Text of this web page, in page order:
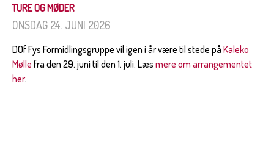
TURE OG MØDER
ONSDAG 24. JUNI 2026
DOf Fys Formidlingsgruppe vil igen i år være til stede på Kaleko
Mølle fra den 29. juni til den 1. juli. Læs mere om arrangementet
her.